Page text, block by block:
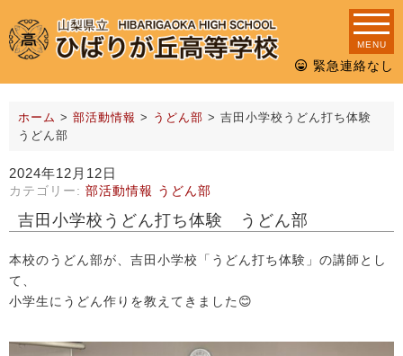
MENU
緊急連絡なし
ホーム > 部活動情報 > うどん部 > 吉田小学校うどん打ち体験
うどん部
2024年12月12日
カテゴリー: 部活動情報 うどん部
吉田小学校うどん打ち体験 うどん部
本校のうどん部が、吉田小学校「うどん打ち体験」の講師とし
て、
小学生にうどん作りを教えてきました😊